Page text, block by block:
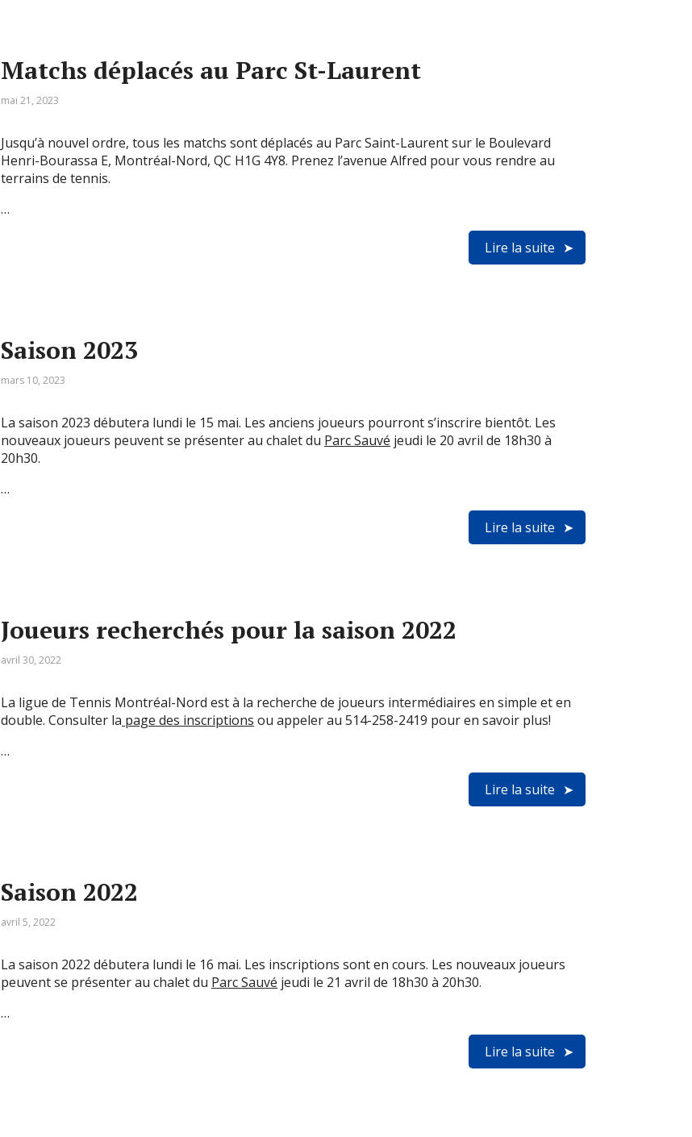
Matchs déplacés au Parc St-Laurent
mai 21, 2023
Jusqu’à nouvel ordre, tous les matchs sont déplacés au Parc Saint-Laurent sur le Boulevard
Henri-Bourassa E, Montréal-Nord, QC H1G 4Y8. Prenez l’avenue Alfred pour vous rendre au
terrains de tennis.
…
Lire la suite
Saison 2023
mars 10, 2023
La saison 2023 débutera lundi le 15 mai. Les anciens joueurs pourront s’inscrire bientôt. Les
nouveaux joueurs peuvent se présenter au chalet du Parc Sauvé jeudi le 20 avril de 18h30 à
20h30.
…
Lire la suite
Joueurs recherchés pour la saison 2022
avril 30, 2022
La ligue de Tennis Montréal-Nord est à la recherche de joueurs intermédiaires en simple et en
double. Consulter la page des inscriptions ou appeler au 514-258-2419 pour en savoir plus!
…
Lire la suite
Saison 2022
avril 5, 2022
La saison 2022 débutera lundi le 16 mai. Les inscriptions sont en cours. Les nouveaux joueurs
peuvent se présenter au chalet du Parc Sauvé jeudi le 21 avril de 18h30 à 20h30.
…
Lire la suite